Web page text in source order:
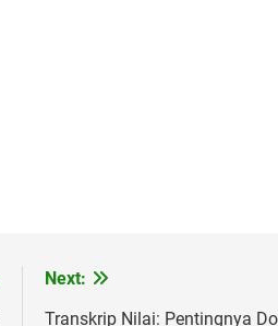
Next:
Transkrip Nilai: Pentingnya